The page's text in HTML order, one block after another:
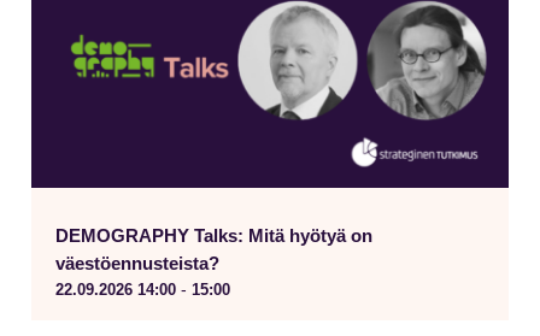
DEMOGRAPHY Talks: Mitä hyötyä on
väestöennusteista?
22.09.2026 14:00 - 15:00